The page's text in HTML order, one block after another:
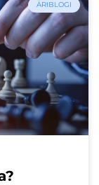
ÄRIBLOGI